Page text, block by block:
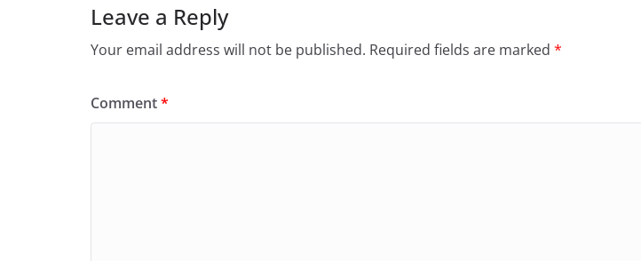
Leave a Reply
Your email address will not be published. Required fields are marked *
Comment*